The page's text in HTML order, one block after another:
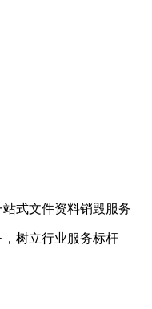
式文件资料销毁服务
树立行业服务标杆